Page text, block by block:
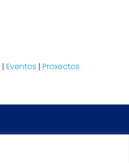
| Eventos | Proxectos